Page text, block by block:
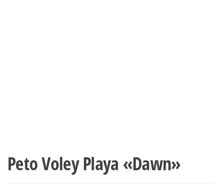
Peto Voley Playa «Dawn»